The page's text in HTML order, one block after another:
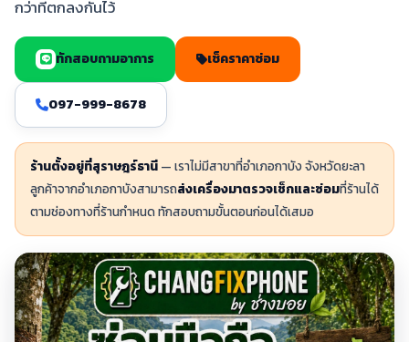
กว่าที่ตกลงกันไว้
ทักสอบถามอาการ เช็คราคาซ่อม
097-999-8678
ร้านตั้งอยู่ที่สุราษฎร์ธานี — เราไม่มีสาขาที่อำเภอกาบัง จังหวัดยะลา
ลูกค้าจากอำเภอกาบังสามารถส่งเครื่องมาตรวจเช็กและซ่อมที่ร้านได้
ตามช่องทางที่ร้านกำหนด ทักสอบถามขั้นตอนก่อนได้เสมอ